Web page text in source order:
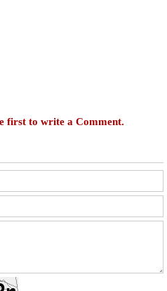
first to write a Comment.